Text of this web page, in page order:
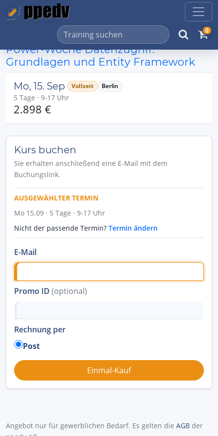
0
Power-Woche Datenzugriff:
Grundlagen und Entity Framework
Mo, 15. Sep Vollzeit Berlin
5 Tage · 9-17 Uhr
2.898 €
Kurs buchen
Sie erhalten anschließend eine E-Mail mit dem
Buchungslink.
AUSGEWÄHLTER TERMIN
Mo 15.09 · 5 Tage · 9-17 Uhr
Nicht der passende Termin? Termin ändern
E-Mail
Promo ID (optional)
Rechnung per
Post
Angebot nur für gewerblichen Bedarf. Es gelten die AGB der